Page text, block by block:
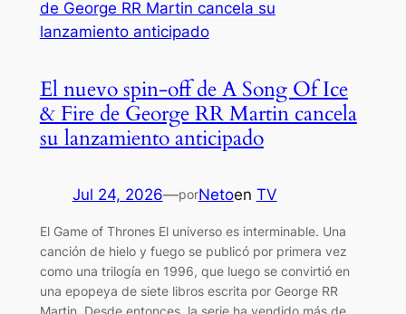
El nuevo spin-off de A Song Of Ice
& Fire de George RR Martin cancela
su lanzamiento anticipado
Jul 24, 2026—porNetoen TV
El Game of Thrones El universo es interminable. Una
canción de hielo y fuego se publicó por primera vez
como una trilogía en 1996, que luego se convirtió en
una epopeya de siete libros escrita por George RR
Martin. Desde entonces, la serie ha vendido más de